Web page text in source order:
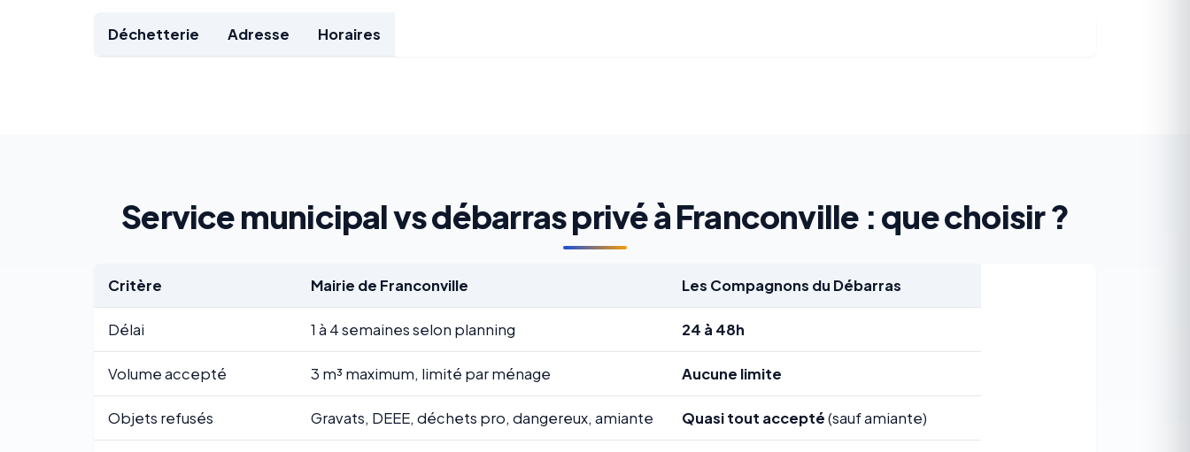
Déchetterie Adresse Horaires
Service municipal vs débarras privé à Franconville : que choisir ?
Critère Mairie de Franconville Les Compagnons du Débarras
Délai 1 à 4 semaines selon planning 24 à 48h
Volume accepté 3 m³ maximum, limité par ménage Aucune limite
Objets refusés Gravats, DEEE, déchets pro, dangereux, amiante Quasi tout accepté(sauf amiante)